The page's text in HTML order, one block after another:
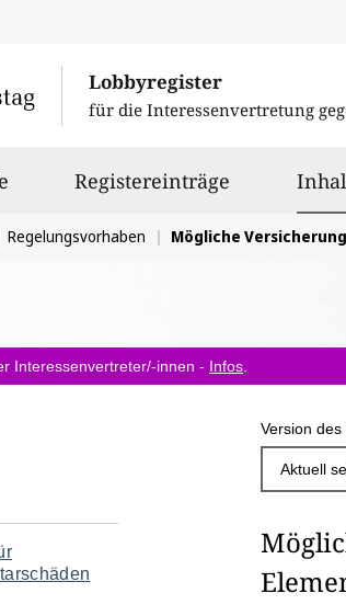
Lobbyregister
für die Interessenvertretung
Registereinträge
Regelungsvorhaben Mögliche Versicherungspflicht für Hauseigentümer gegen
Interessenvertreter/-innen - Infos
Version